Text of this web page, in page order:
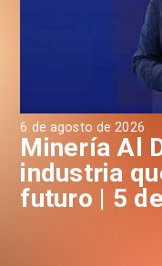
6 de agosto de 2026
Minería Al
industria
futuro | 5